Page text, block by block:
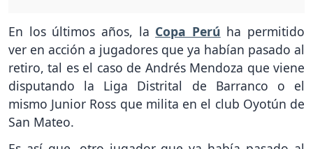
En los últimos años, la Copa Perú ha permitido
ver en acción a jugadores que ya habían pasado al
retiro, tal es el caso de Andrés Mendoza que viene
disputando la Liga Distrital de Barranco o el
mismo Junior Ross que milita en el club Oyotún de
San Mateo.